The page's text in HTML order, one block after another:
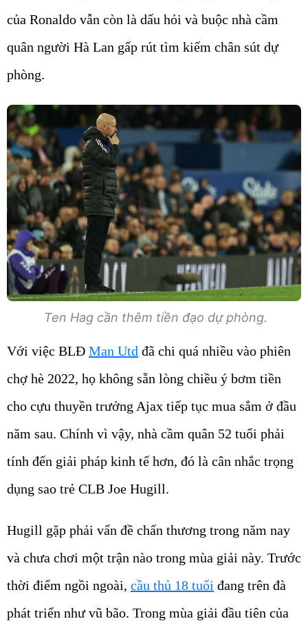
của Ronaldo vẫn còn là dấu hỏi và buộc nhà cầm
quân người Hà Lan gấp rút tìm kiếm chân sút dự
phòng.
Ten Hag cần thêm tiền đạo dự phòng.
Với việc BLĐ Man Utd đã chi quá nhiều vào phiên
chợ hè 2022, họ không sẵn lòng chiều ý bơm tiền
cho cựu thuyền trưởng Ajax tiếp tục mua sắm ở đầu
năm sau. Chính vì vậy, nhà cầm quân 52 tuổi phải
tính đến giải pháp kinh tế hơn, đó là cân nhắc trọng
dụng sao trẻ CLB Joe Hugill.
Hugill gặp phải vấn đề chấn thương trong năm nay
và chưa chơi một trận nào trong mùa giải này. Trước
thời điểm ngồi ngoài, cầu thủ 18 tuổi đang trên đà
phát triển như vũ bão. Trong mùa giải đầu tiên của